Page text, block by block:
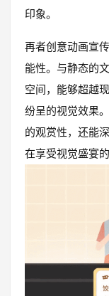
印象。
再者创意动画宣
能性。与静态的
空间，能够超越
纷呈的视觉效果
的观赏性，还能
在享受视觉盛宴